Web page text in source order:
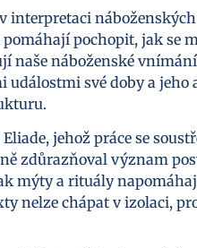
interpretaci
pochopit, jak se
náboženské
své doby a
jehož práce se
zdůrazňoval význam
mýty a rituály
nelze chápat v izolaci,